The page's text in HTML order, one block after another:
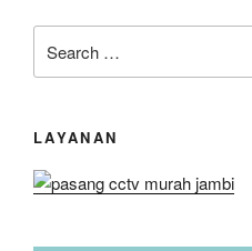
for:
LAYANAN